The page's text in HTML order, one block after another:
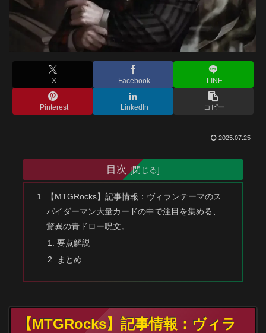
X Facebook LINE
Pinterest LinkedIn コピー
2025.07.25
目次
【MTGRocks】記事情報：ヴィランテーマのス
パイダーマン大量カードの中で注目を集める、
驚異の青ドロー呪文。
要点解説
まとめ
【MTGRocks】記事情報：ヴィラ